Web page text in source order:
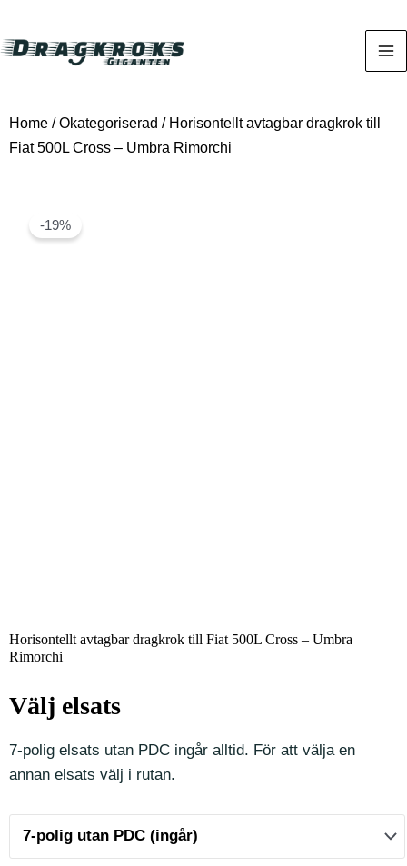
Home /Okategoriserad / Horisontellt avtagbar dragkrok till
Fiat 500L Cross – Umbra Rimorchi
-19%
Horisontellt avtagbar dragkrok till Fiat 500L Cross – Umbra
Rimorchi
Välj elsats
7-polig elsats utan PDC ingår alltid. För att välja en
annan elsats välj i rutan.